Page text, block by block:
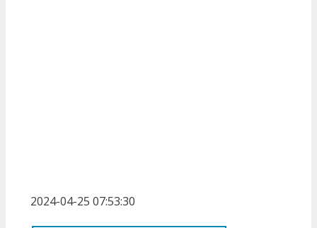
2024-04-25 07:53:30